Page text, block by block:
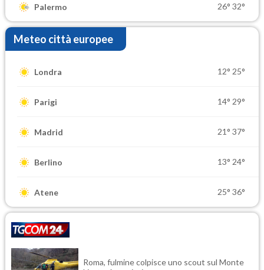
Palermo 26° 32°
Meteo città europee
Londra 12° 25°
Parigi 14° 29°
Madrid 21° 37°
Berlino 13° 24°
Atene 25° 36°
Roma, fulmine colpisce uno scout sul Monte